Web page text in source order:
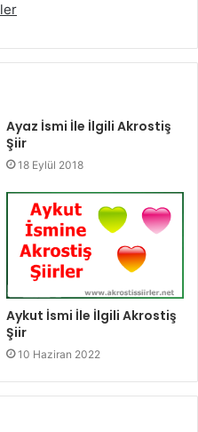
Ayaz İsmi İle İlgili Akrostiş
Şiir
18 Eylül 2018
Aykut İsmi İle İlgili Akrostiş
Şiir
10 Haziran 2022